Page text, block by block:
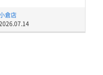
倉店